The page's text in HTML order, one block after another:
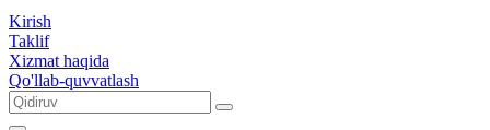
Kirish
Taklif
Xizmat haqida
Qo'llab-quvvatlash